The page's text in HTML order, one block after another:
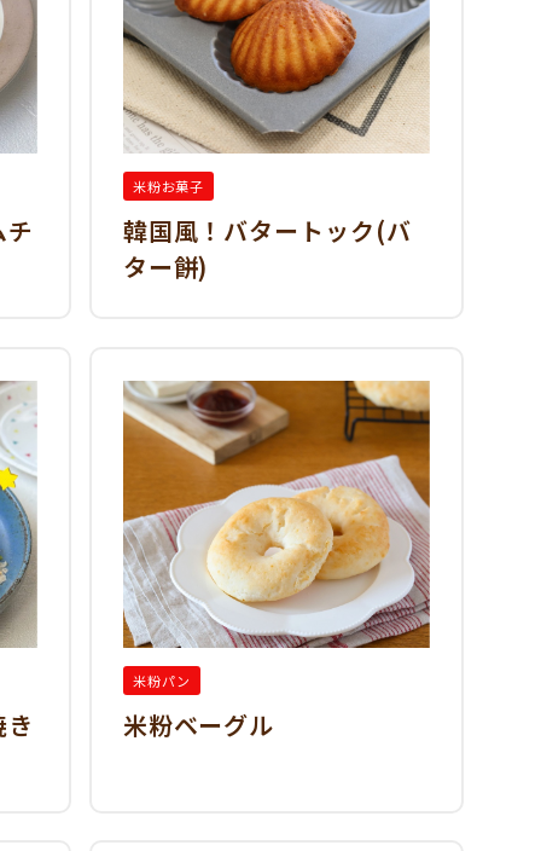
米粉お菓子
韓国風！バタートック(バ
ター餅)
米粉パン
米粉ベーグル